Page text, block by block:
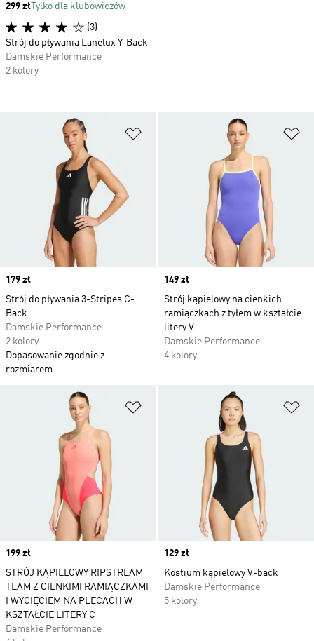
Dodaj do listy życzeń
Price
179 zł
Strój do pływania 3-Stripes C-
Back
Damskie Performance
2 kolory
Dopasowanie zgodnie z
rozmiarem
Price
149 zł
Strój kąpielowy na cienkich
ramiączkach z tyłem w kształcie
litery V
Damskie Performance
4 kolory
Dodaj do listy życzeń
Price
199 zł
STRÓJ KĄPIELOWY RIPSTREAM
TEAM Z CIENKIMI RAMIĄCZKAMI
I WYCIĘCIEM NA PLECACH W
KSZTAŁCIE LITERY C
Damskie Performance
Price
129 zł
Kostium kąpielowy V-back
Damskie Performance
5 kolory
Price
299 zł Tylko dla klubowiczów
(3)
Strój do pływania Lanelux Y-Back
Damskie Performance
2 kolory